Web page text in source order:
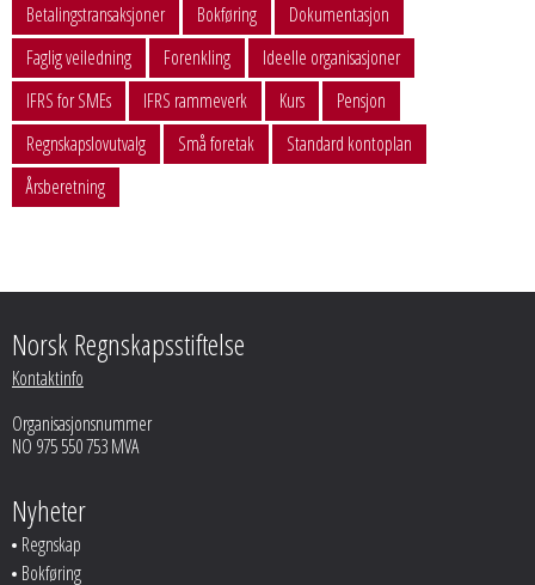
Betalingstransaksjoner Bokføring
Dokumentasjon
Faglig veiledning
Forenkling
Ideelle organisasjoner
IFRS for SMEs
IFRS rammeverk Kurs
Pensjon
Regnskapslovutvalg
Små foretak
Standard kontoplan
Årsberetning
Norsk Regnskapsstiftelse
Kontaktinfo
Organisasjonsnummer
NO 975 550 753 MVA
Nyheter
Regnskap
Bokføring